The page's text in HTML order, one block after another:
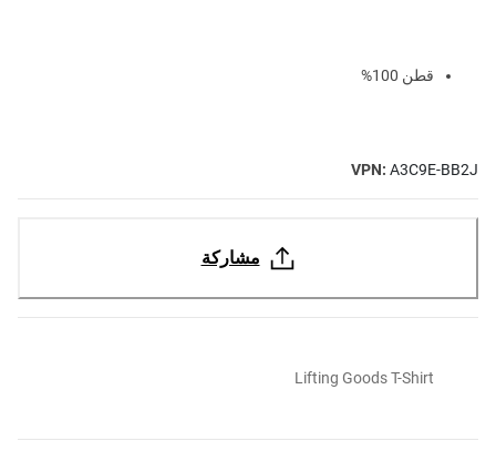
قطن 100%
VPN: A3C9E-BB2J
مشاركة
Lifting Goods T-Shirt